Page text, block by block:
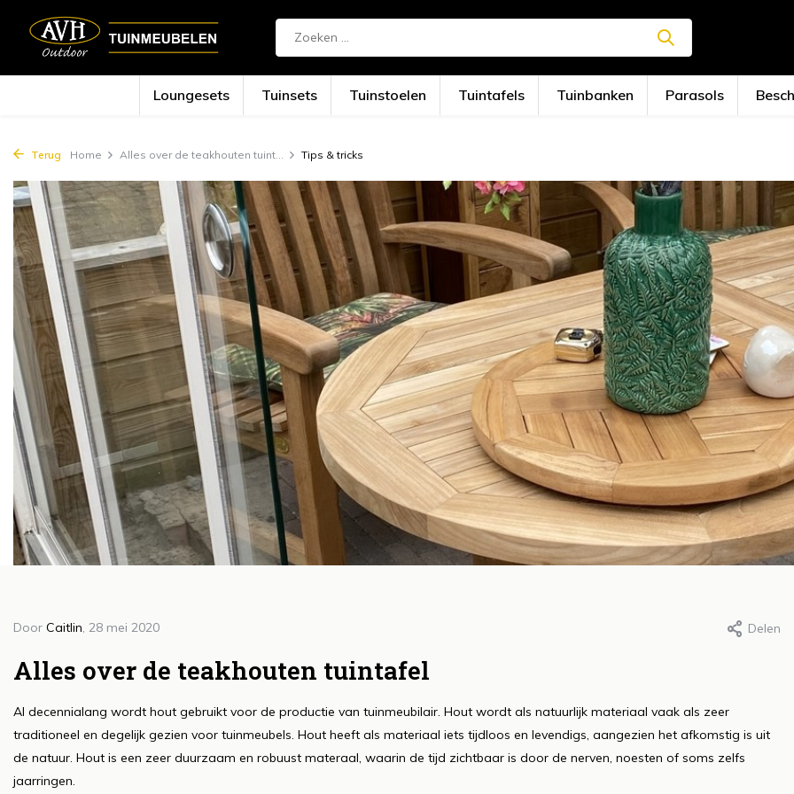
Loungesets Tuinsets Tuinstoelen Tuintafels Tuinbanken Parasols
Terug Home Alles over de teakhouten tuint... Tips & tricks
Door Caitlin, 28 mei 2020 Delen
Alles over de teakhouten tuintafel
Al decennialang wordt hout gebruikt voor de productie van tuinmeubilair. Hout wordt als natuurlijk materiaal vaak als zeer
traditioneel en degelijk gezien voor tuinmeubels. Hout heeft als materiaal iets tijdloos en levendigs, aangezien het afkomstig is uit
de natuur. Hout is een zeer duurzaam en robuust materaal, waarin de tijd zichtbaar is door de nerven, noesten of soms zelfs
jaarringen.
Het geheim achter een
bewateren
Lees meer
Door Roos, 28 mei 2020
comfort,
en sfeer